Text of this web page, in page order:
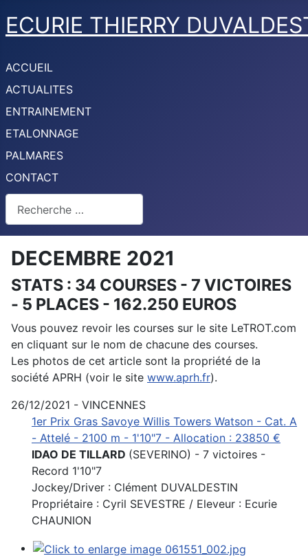
ECURIE THIERRY
ACCUEIL
ACTUALITES
ENTRAINEMENT
ETALONNAGE
PALMARES
CONTACT
DECEMBRE 2021
STATS : 34 COURSES - 7 VICTOIRES
- 5 PLACES - 162.250 EUROS
Vous pouvez revoir les courses sur le site LeTROT.com
en cliquant sur le nom de chacune des courses.
Les photos de cet article sont la propriété de la
société APRH (voir le site www.aprh.fr).
26/12/2021 - VINCENNES
1er Prix Gras Savoye Willis Towers Watson - Cat. A
- Attelé - 2100 m - 1'10"7 - Allocation : 23850 €
IDAO DE TILLARD (SEVERINO) - 7 victoires -
Record 1'10"7
Jockey/Driver : Clément DUVALDESTIN
Propriétaire : Cyril SEVESTRE / Eleveur : Ecurie
CHAUNION